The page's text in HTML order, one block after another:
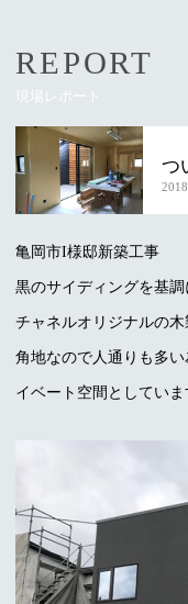
REPORT
現場レポート
つ
亀岡市I様邸新築工事
黒のサイディングを基
チャネルオリジナルの
角地なので人通りも多
イベート空間としてい